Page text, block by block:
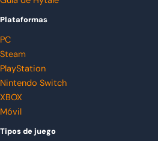
Plataformas
PC
Steam
PlayStation
Nintendo Switch
XBOX
Móvil
Tipos de juego